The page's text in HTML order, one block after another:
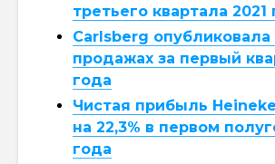
третьего квартала 2021
Carlsberg опубликовала
продажах за первый
года
Чистая прибыль
на 22,3% в первом
года